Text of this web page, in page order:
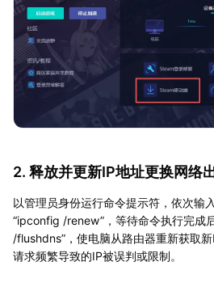
2. 释放并更新IP地址更换网络
以管理员身份运行命令提示符，依次输
“ipconfig /renew”，等待命令执行完成
/flushdns”，使电脑从路由器重新获取
请求频繁导致的IP被误判或限制。